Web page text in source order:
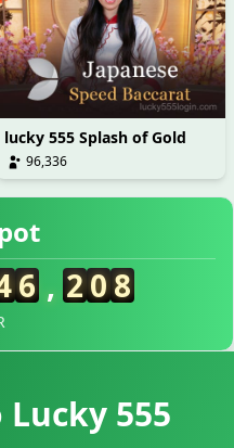
lucky 555 Splash of Gold
96,336
29/06/2026 رض*** نے جیتے 25,000 PKR 🏆
29/06/2026 رضا*** کو بونس ملا 2,000 PKR 🎉
29/06/2026 رضاق*** کو ریبیٹ ملا 1,100 PKR 💵
29/06/2026 قریش*** کی رقم نکلوانا کامیاب رہا 18,500 PKR 💸
9 , 427
555